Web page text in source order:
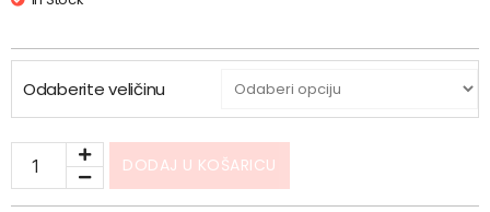
Odaberite veličinu
DODAJ U KOŠARICU